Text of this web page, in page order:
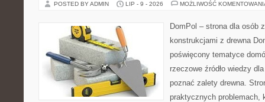
POSTED BY ADMIN LIP - 9 - 2026 MOŻLIWOŚĆ
DomPol – strona dla osób
konstrukcjami z drewna
poświęcony tematyce
rzeczowe źródło wiedzy
poznać zalety drewna.
praktycznych problemach,